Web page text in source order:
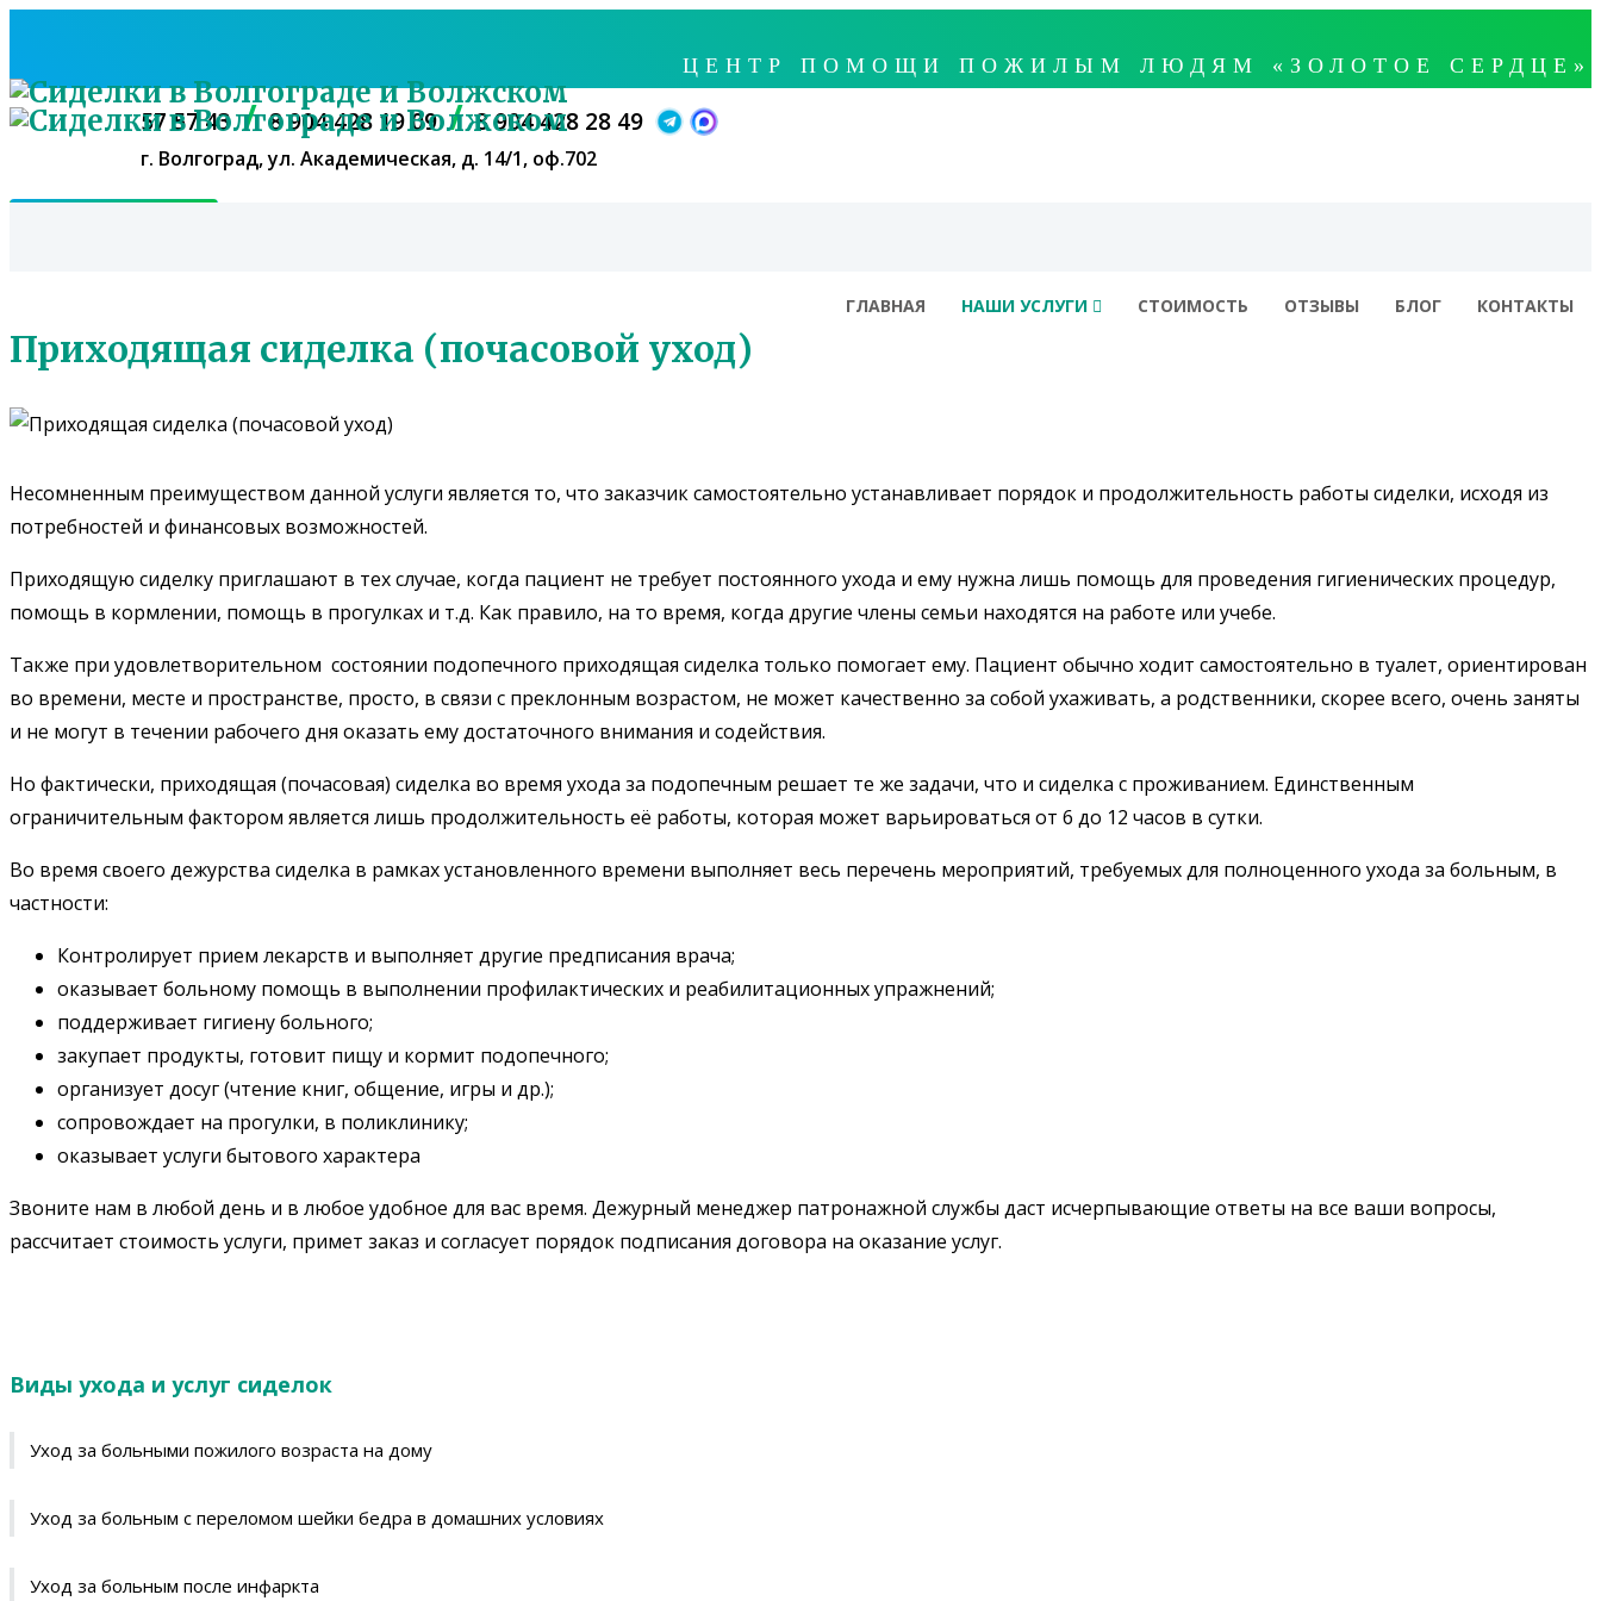
В НАШЕМ ПАТРОНАЖНОМ ЦЕНТРЕ ВЫ СМОЖЕТЕ: НАЙТИ И НАНЯТЬ СИДЕЛКУ В БОЛЬНИЦУ
(СТАЦИОНАР) И НА ДОМ, НА ЧАС ИЛИ НА ДЕНЬ / СУТКИ БЕЗ ПОСРЕДНИКОВ. А ТАК ЖЕ В
НАШЕМ ПАТРОНАЖНОМ АГЕНТСТВЕ МОЖНО НАНЯТЬ СИДЕЛКУ БЕЗ ПРОЖИВАНИЯ И СИДЕЛКУ
С ПРОЖИВАНИЕМ ДЛЯ УХОДА ЗА БОЛЬНЫМ ИЛИ ПОЖИЛЫМ РОДСТВЕННИКОМ. УСЛУГИ
ЦЕНТР ПОМОЩИ ПОЖИЛЫМ ЛЮДЯМ «ЗОЛОТОЕ СЕРДЦЕ»
57 57 43 / 8 904 428 19 09 / 8 904 428 28 49
г. Волгоград, ул. Академическая, д. 14/1, оф.702
ГЛАВНАЯ НАШИ УСЛУГИ СТОИМОСТЬ ОТЗЫВЫ БЛОГ КОНТАКТЫ
Приходящая сиделка (почасовой уход)
Несомненным преимуществом данной услуги является то, что заказчик самостоятельно устанавливает порядок и продолжительность работы сиделки, исходя из
потребностей и финансовых возможностей.
Приходящую сиделку приглашают в тех случае, когда пациент не требует постоянного ухода и ему нужна лишь помощь для проведения гигиенических процедур,
помощь в кормлении, помощь в прогулках и т.д. Как правило, на то время, когда другие члены семьи находятся на работе или учебе.
Также при удовлетворительном состоянии подопечного приходящая сиделка только помогает ему. Пациент обычно ходит самостоятельно в туалет, ориентирован
во времени, месте и пространстве, просто, в связи с преклонным возрастом, не может качественно за собой ухаживать, а родственники, скорее всего, очень заняты
и не могут в течении рабочего дня оказать ему достаточного внимания и содействия.
Но фактически, приходящая (почасовая) сиделка во время ухода за подопечным решает те же задачи, что и сиделка с проживанием. Единственным
ограничительным фактором является лишь продолжительность её работы, которая может варьироваться от 6 до 12 часов в сутки.
Во время своего дежурства сиделка в рамках установленного времени выполняет весь перечень мероприятий, требуемых для полноценного ухода за больным, в
частности:
Контролирует прием лекарств и выполняет другие предписания врача;
оказывает больному помощь в выполнении профилактических и реабилитационных упражнений;
поддерживает гигиену больного;
закупает продукты, готовит пищу и кормит подопечного;
организует досуг (чтение книг, общение, игры и др.);
сопровождает на прогулки, в поликлинику;
оказывает услуги бытового характера
Звоните нам в любой день и в любое удобное для вас время. Дежурный менеджер патронажной службы даст исчерпывающие ответы на все ваши вопросы,
рассчитает стоимость услуги, примет заказ и согласует порядок подписания договора на оказание услуг.
Виды ухода и услуг сиделок
Уход за больными пожилого возраста на дому
Уход за больным с переломом шейки бедра в домашних условиях
Уход за больным после инфаркта